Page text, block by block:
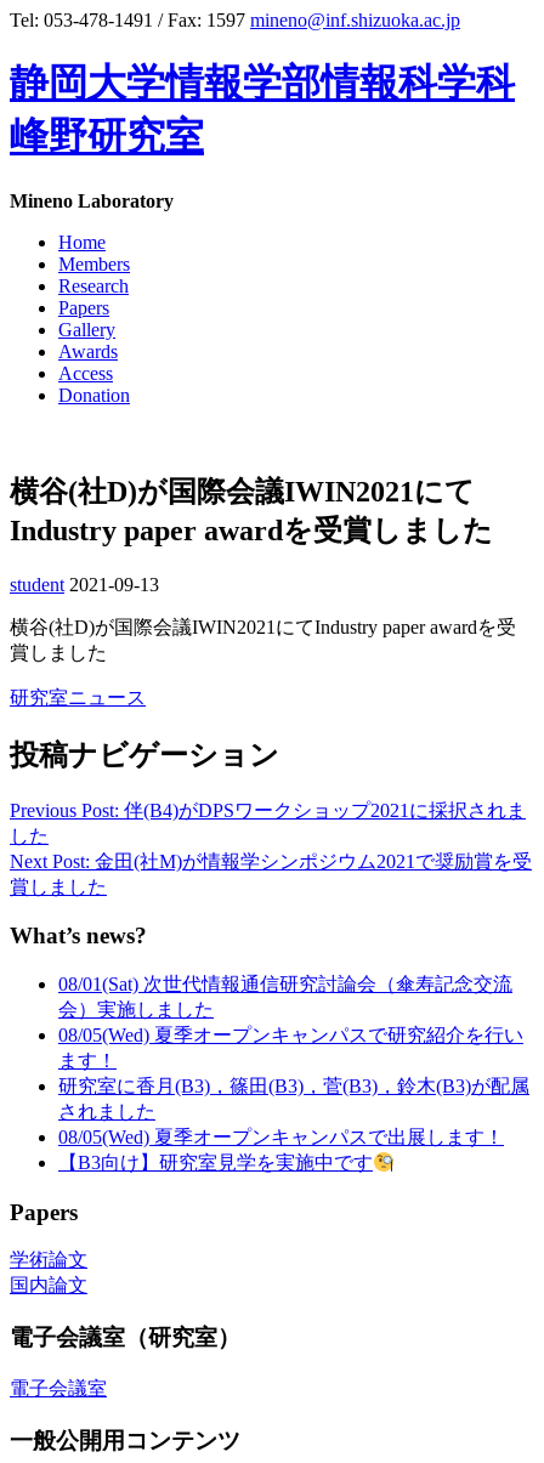
Tel: 053-478-1491 / Fax: 1597 mineno@inf.shizuoka.ac.jp
静岡大学情報学部情報科学科
峰野研究室
Mineno Laboratory
Home
Members
Research
Papers
Gallery
Awards
Access
Donation
横谷(社D)が国際会議IWIN2021にて
Industry paper awardを受賞しました
student 2021-09-13
横谷(社D)が国際会議IWIN2021にてIndustry paper awardを受
賞しました
研究室ニュース
投稿ナビゲーション
Previous Post: 伴(B4)がDPSワークショップ2021に採択されま
した
Next Post: 金田(社M)が情報学シンポジウム2021で奨励賞を受
賞しました
What’s news?
08/01(Sat) 次世代情報通信研究討論会（傘寿記念交流
会）実施しました
08/05(Wed) 夏季オープンキャンパスで研究紹介を行い
ます！
研究室に香月(B3)，篠田(B3)，菅(B3)，鈴木(B3)が配属
されました
08/05(Wed) 夏季オープンキャンパスで出展します！
【B3向け】研究室見学を実施中です
Papers
学術論文
国内論文
電子会議室（研究室）
電子会議室
一般公開用コンテンツ